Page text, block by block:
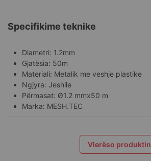
Specifikime teknike
Diametri: 1.2mm
Gjatësia: 50m
Materiali: Metalik me veshje plastike
Ngjyra: Jeshile
Përmasat: Ø1.2 mmx50 m
Marka: MESH.TEC
Vlerëso produktin